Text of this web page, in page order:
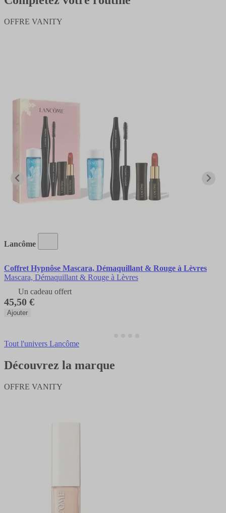
OFFRE VANITY
Lancôme
Coffret Hypnôse Mascara, Démaquillant & Rouge à Lèvres
Mascara, Démaquillant & Rouge à Lèvres
Un cadeau offert
45,50 €
Ajouter
Tout l'univers Lancôme
Découvrez la marque
OFFRE VANITY